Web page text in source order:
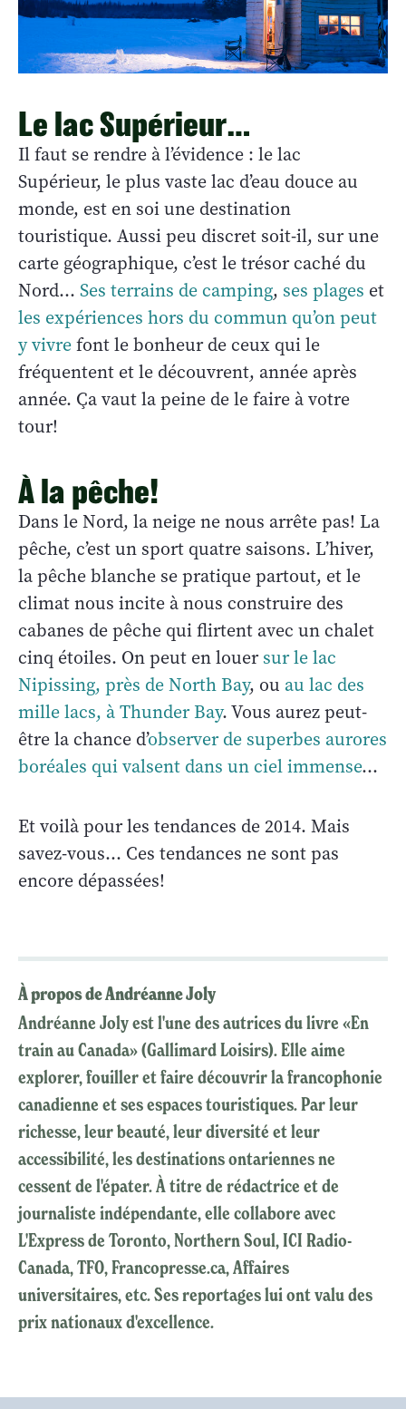
Le lac Supérieur…
Il faut se rendre à l’évidence : le lac
Supérieur, le plus vaste lac d’eau douce au
monde, est en soi une destination
touristique. Aussi peu discret soit-il, sur une
carte géographique, c’est le trésor caché du
Nord… Ses terrains de camping, ses plages et
les expériences hors du commun qu’on peut
y vivrefont le bonheur de ceux qui le
fréquentent et le découvrent, année après
année. Ça vaut la peine de le faire à votre
tour!
À la pêche!
Dans le Nord, la neige ne nous arrête pas! La
pêche, c’est un sport quatre saisons. L’hiver,
la pêche blanche se pratique partout, et le
climat nous incite à nous construire des
cabanes de pêche qui flirtent avec un chalet
cinq étoiles. On peut en louersur le lac
Nipissing, près de North Bay, ou au lac des
mille lacs, à Thunder Bay. Vous aurez peut-
être la chance d’observer de superbes aurores
boréales qui valsent dans un ciel immense…
Et voilà pour les tendances de 2014. Mais
savez-vous... Ces tendances ne sont pas
encore dépassées!
À propos de Andréanne Joly
Andréanne Joly est l'une des autrices du livre «En
train au Canada» (Gallimard Loisirs). Elle aime
explorer, fouiller et faire découvrir la francophonie
canadienne et ses espaces touristiques. Par leur
richesse, leur beauté, leur diversité et leur
accessibilité, les destinations ontariennes ne
cessent de l'épater. À titre de rédactrice et de
journaliste indépendante, elle collabore avec
L'Express de Toronto, Northern Soul, ICI Radio-
Canada, TFO, Francopresse.ca, Affaires
universitaires, etc. Ses reportages lui ont valu des
prix nationaux d'excellence.